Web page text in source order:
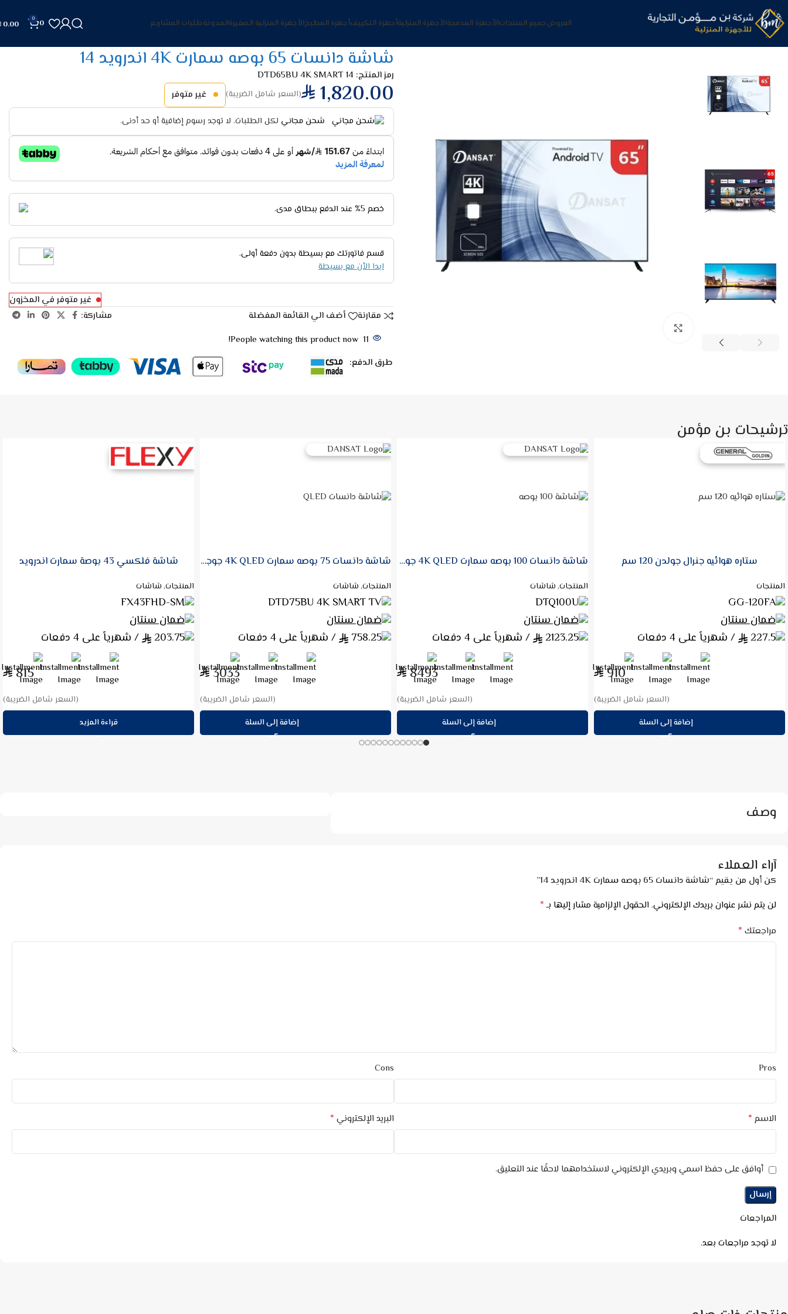
العروضجميع المنتجاتالأجهزة المدمجةالأجهزة المنزليةأجهزة التكييفأجهزة المطبخالأجهزة المنزلية الصغيرةالمدونةطلبات المشاريع 0
0
0.00
الرئيسية
شاشة دانسات 65 بوصه سمارت 4K اندرويد 14
رمز المنتج: DTD65BU 4K SMART 14
1,820.00 (السعر شامل الضريبة) غير متوفر
شحن مجاني لكل الطلبات. لا توجد رسوم إضافية أو حد أدنى.
خصم 5% عند الدفع ببطاق مدى.
قسم فاتورتك مع بسيطة بدون دفعة أولى.
ابدا الأن مع بسيطة
غير متوفر في المخزون
مقارنة
أضف الي القائمة المفضلة
مشاركة:
11
People watching this product now!
طرق الدفع:
ترشيحات بن مؤمن
ستاره هوائيه جنرال جولدن 120 سم
المنتجات
GG-120FA
ضمان سنتان
227.5
/ شهرياً على 4 دفعات
910
(السعر شامل الضريبة)
إضافة إلى السلة
شاشة دانسات 100 بوصه سمارت 4K QLED جوجل تي في 144 هيرتز
المنتجات, شاشات
DTQ100U
ضمان سنتان
2123.25
/ شهرياً على 4 دفعات
8493
(السعر شامل الضريبة)
إضافة إلى السلة
شاشة دانسات 75 بوصه سمارت 4K QLED جوجل تي في 60 هيرتز
المنتجات, شاشات
DTD75BU 4K SMART TV
ضمان سنتان
758.25
/ شهرياً على 4 دفعات
3033
(السعر شامل الضريبة)
إضافة إلى السلة
شاشة فلكسي 43 بوصة سمارت اندرويد
المنتجات, شاشات
FX43FHD-SM
ضمان سنتان
203.75
/ شهرياً على 4 دفعات
815
(السعر شامل الضريبة)
قراءة المزيد
وصف
آراء العملاء
المراجعات
لا توجد مراجعات بعد.
كن أول من يقيم “شاشة دانسات 65 بوصه سمارت 4K اندرويد 14”
لن يتم نشر عنوان بريدك الإلكتروني. الحقول الإلزامية مشار إليها بـ*
مراجعتك *
Pros
Cons
الاسم * البريد الإلكتروني *
أوافق على حفظ اسمي وبريدي الإلكتروني لاستخدامهما لاحقًا عند التعليق.